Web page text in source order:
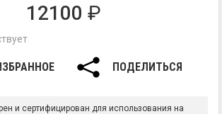
12100 ₽
ПОДЕЛИТЬСЯ
и сертифицирован для использования на